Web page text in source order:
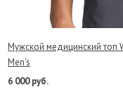
Мужской медицинский топ
Men's
6 000 руб.